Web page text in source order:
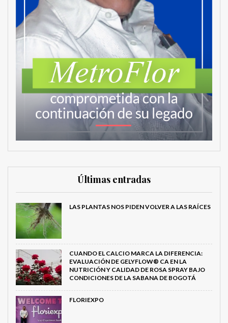
Últimas entradas
LAS PLANTAS NOS PIDEN VOLVER A LAS RAÍCES
CUANDO EL CALCIO MARCA LA DIFERENCIA:
EVALUACIÓN DE GELYFLOW® CA EN LA
NUTRICIÓN Y CALIDAD DE ROSA SPRAY BAJO
CONDICIONES DE LA SABANA DE BOGOTÁ
FLORIEXPO